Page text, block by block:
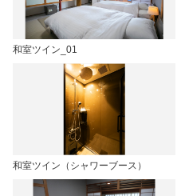
和室ツイン_01
和室ツイン（シャワーブース）